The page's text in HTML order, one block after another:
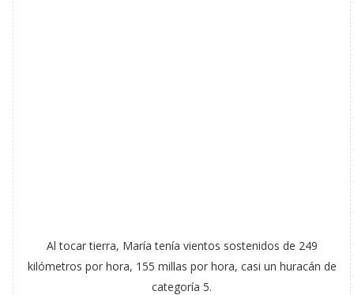
Al tocar tierra, María tenía vientos sostenidos de 249
kilómetros por hora, 155 millas por hora, casi un huracán de
categoría 5.